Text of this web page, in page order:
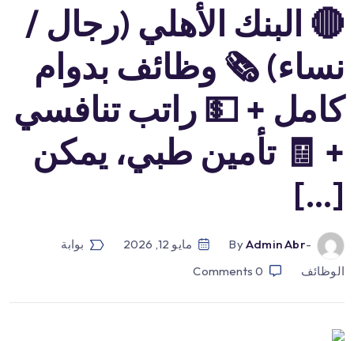
🔴 البنك الأهلي (رجال /
نساء) 🗞 وظائف بدوام
كامل + 💵 راتب تنافسي
+ 🧾 تأمين طبي، يمكن
[…]
-by
Admin Abr مايو 12, 2026
بوابة
الوظائف
0
Comments